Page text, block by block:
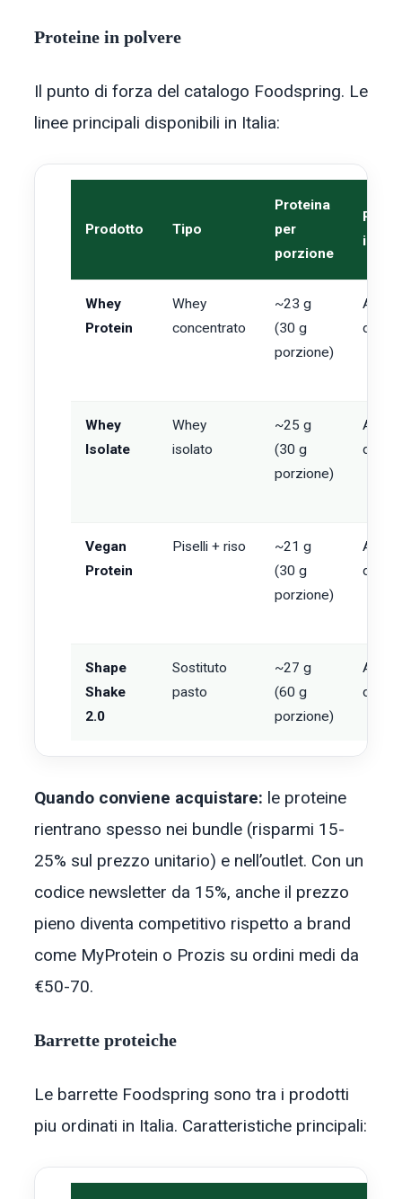
Proteine in polvere
Il punto di forza del catalogo Foodspring. Le
linee principali disponibili in Italia:
Prodotto Tipo
Proteina
per
porzione
Whey
Protein
Whey
concentrato
~23 g
(30 g
porzione)
A
da
Whey
Isolate
Whey
isolato
~25 g
(30 g
porzione)
A
da
Vegan
Protein
Piselli + riso
~21 g
(30 g
porzione)
A
da
Shape
Shake
2.0
Sostituto
pasto
~27 g
(60 g
porzione)
A
da
Quando conviene acquistare: le proteine
rientrano spesso nei bundle (risparmi 15-
25% sul prezzo unitario) e nell’outlet. Con un
codice newsletter da 15%, anche il prezzo
pieno diventa competitivo rispetto a brand
come MyProtein o Prozis su ordini medi da
€50-70.
Barrette proteiche
Le barrette Foodspring sono tra i prodotti
piu ordinati in Italia. Caratteristiche principali: